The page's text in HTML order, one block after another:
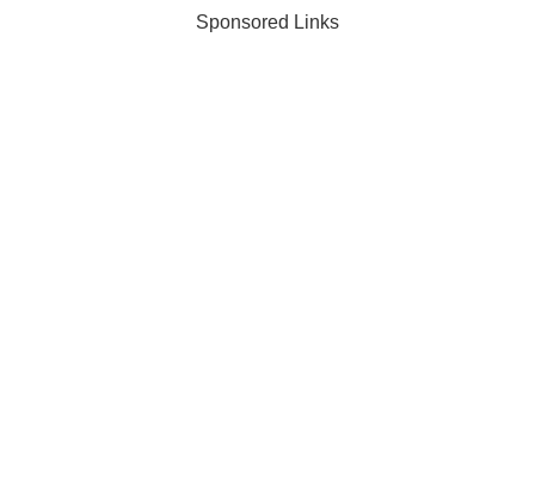
Sponsored Links